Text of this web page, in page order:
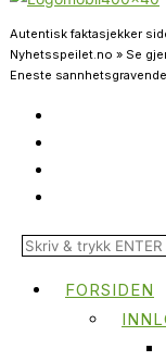
Autentisk faktasjekker
Nyhetsspeilet.no » Se
Eneste
FORSIDEN